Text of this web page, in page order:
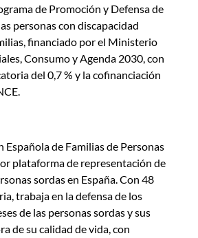
de Promoción y Defensa de
personas con discapacidad
financiado por el Ministerio
Consumo y Agenda 2030, con
del 0,7 % y la cofinanciación
Española de Familias de Personas
plataforma de representación de
sordas en España. Con 48
trabaja en la defensa de los
de las personas sordas y sus
de su calidad de vida, con